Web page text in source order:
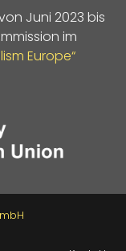
Juni 2023 bis
im
Europe“